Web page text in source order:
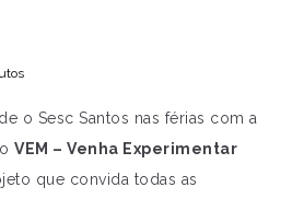
o Sesc Santos nas férias com a
VEM – Venha Experimentar
que convida todas as